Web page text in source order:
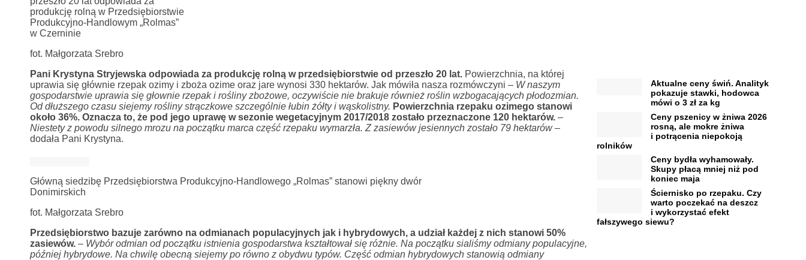
produkcję rolną w Przedsiębiorstwie
Produkcyjno-Handlowym „Rolmas”
w Czerninie
fot. Małgorzata Srebro
Pani Krystyna Stryjewska odpowiada za produkcję rolną w przedsiębiorstwie od przeszło 20 lat.Powierzchnia, na której
uprawia się głównie rzepak ozimy i zboża ozime oraz jare wynosi 330 hektarów. Jak mówiła nasza rozmówczyni – W naszym
gospodarstwie uprawia się głownie rzepak i rośliny zbożowe, oczywiście nie brakuje również roślin wzbogacających płodozmian.
Od dłuższego czasu siejemy rośliny strączkowe szczególnie łubin żółty i wąskolistny. Powierzchnia rzepaku ozimego stanowi
około 36%. Oznacza to, że pod jego uprawę w sezonie wegetacyjnym 2017/2018 zostało przeznaczone 120 hektarów. –
Niestety z powodu silnego mrozu na początku marca część rzepaku wymarzła. Z zasiewów jesiennych zostało 79 hektarów –
dodała Pani Krystyna.
Główną siedzibę Przedsiębiorstwa Produkcyjno-Handlowego „Rolmas” stanowi piękny dwór
Donimirskich
fot. Małgorzata Srebro
Przedsiębiorstwo bazuje zarówno na odmianach populacyjnych jak i hybrydowych, a udział każdej z nich stanowi 50%
zasiewów.– Wybór odmian od początku istnienia gospodarstwa kształtował się różnie. Na początku sialiśmy odmiany populacyjne,
później hybrydowe. Na chwilę obecną siejemy po równo z obydwu typów. Część odmian hybrydowych stanowią odmiany
Aktualne ceny świń. Analityk
pokazuje stawki, hodowca
mówi o 3 zł za kg
Ceny pszenicy w żniwa 2026
rosną, ale mokre żniwa
i potrącenia niepokoją
rolników
Ceny bydła wyhamowały.
Skupy płacą mniej niż pod
koniec maja
Ściernisko po rzepaku. Czy
warto poczekać na deszcz
i wykorzystać efekt
fałszywego siewu?